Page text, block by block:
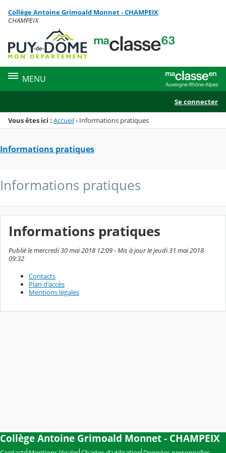
Menu de la rubrique
Contenu
Collège Antoine Grimoald Monnet - CHAMPEIX
CHAMPEIX
MENU
Se connecter
Vous êtes ici : Accueil› Informations pratiques
Informations pratiques
Informations pratiques
Informations pratiques
Publié le mercredi 30 mai 2018 12:09 - Mis à jour le jeudi 31 mai 2018
09:32
Contacts
Plan d'accès
Mentions légales
Collège Antoine Grimoald Monnet - CHAMPEIX